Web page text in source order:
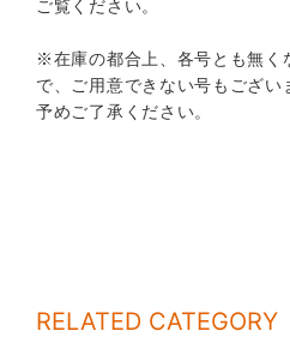
ご覧ください。
※在庫の都合上、各号とも無く
で、ご用意できない号もござい
予めご了承ください。
RELATED CATEGORY